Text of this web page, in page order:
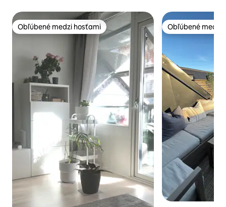
Obľúbené medzi hosťami
Obľúbené medzi hosťami Obľúbené medzi
Obľúbené medzi